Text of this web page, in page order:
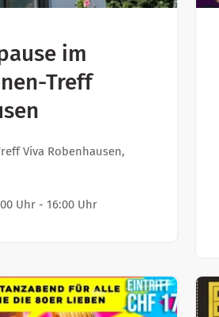
im
Treff
Viva Robenhausen,
Uhr - 16:00 Uhr